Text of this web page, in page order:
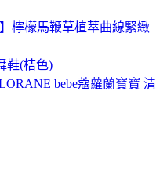
檸檬馬鞭草植萃曲線緊緻
鞋(桔色)
bebe蔻蘿蘭寶寶 清